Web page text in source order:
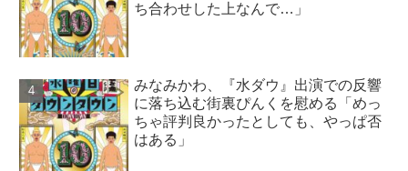
ち合わせした上なんで…」
みなみかわ、『水ダウ』出演での反響
に落ち込む街裏ぴんくを慰める「めっ
ちゃ評判良かったとしても、やっぱ否
はある」